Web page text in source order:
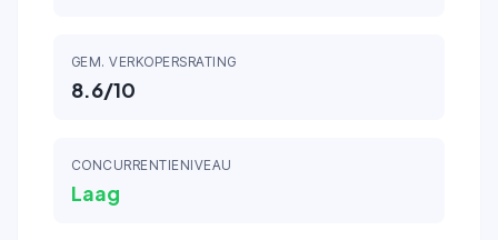
GEM. VERKOPERSRATING
8.6/10
CONCURRENTIENIVEAU
Laag